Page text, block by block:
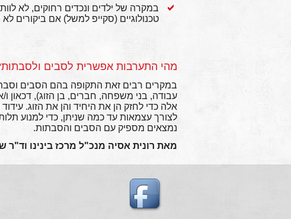
במקרה של ילדים ונכדים רחוקים, לא
טכנולוגיים (סקייפ למשל) אם ביקורים
מהי התערבות אפשרית לסבים
במקרים רבים זאת התקופה בהם הסבים
עבודה, בני משפחה, חברים, בן הזוג), דכאון ו/
אלה כדי לחזק הן את היחיד והן את הזוג.
לצורך עצמאות עד כמה שניתן, כדי למנוע
נמצאים מספיק עם הסבים והסבתות.
מאת רונית אסיה מנכ"ל מרכז בינינו וד"ר